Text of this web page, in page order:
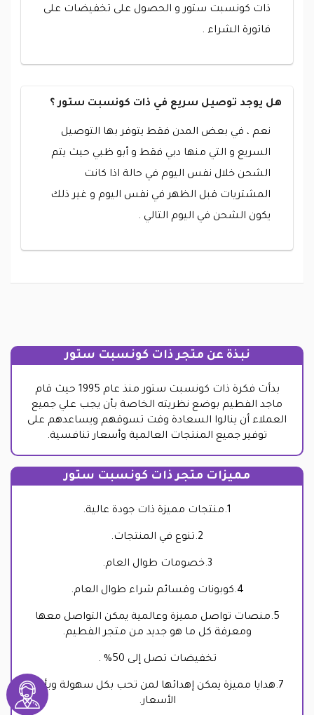
ذات كونسبت ستور و الحصول على تخفيضات على
فاتورة الشراء .
هل يوجد توصيل سريع في ذات كونسبت ستور ؟
نعم ، في بعض المدن فقط يتوفر بها التوصيل
السريع و التي منها دبي فقط و أبو ظبي حيث يتم
الشحن خلال نفس اليوم في حالة اذا كانت
المشتريات قبل الظهر في نفس اليوم و غير ذلك
يكون الشحن في اليوم التالي .
نبذة عن متجر ذات كونسبت ستور
بدأت فكرة ذات كونسبت ستور منذ عام 1995 حيث قام
ماجد الفطيم بوضع نظريته الخاصة بأن يجب علي جميع
العملاء أن ينالوا السعادة وقت تسوقهم ويساعدهم على
توفير جميع المنتجات العالمية وأسعار تنافسية.
مميزات متجر ذات كونسبت ستور
1.منتجات مميزة ذات جودة عالية.
2.تنوع في المنتجات.
3.خصومات طوال العام.
4.كوبونات وقسائم شراء طوال العام.
5.منصات تواصل مميزة وعالمية يمكن التواصل معها
ومعرفة كل ما هو جديد من متجر الفطيم.
تخفيضات تصل إلى 50% .
7.هدايا مميزة يمكن إهدائها لمن تحب بكل سهولة وبأقل
الأسعار.